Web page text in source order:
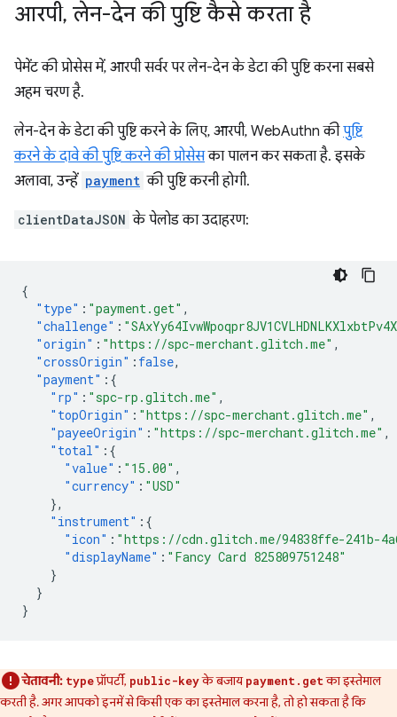
आरपी, लेन-देन की पुष्टि कैसे करता है
पेमेंट की प्रोसेस में, आरपी सर्वर पर लेन-देन के डेटा की पुष्टि करना सबसे
अहम चरण है.
लेन-देन के डेटा की पुष्टि करने के लिए, आरपी, WebAuthn कीपुष्टि
करने के दावे की पुष्टि करने की प्रोसेसका पालन कर सकता है. इसके
अलावा, उन्हें payment की पुष्टि करनी होगी.
clientDataJSON के पेलोड का उदाहरण:
{
"type" : "payment.get" ,
"challenge" :
"origin" : "https://spc-merchant.glitch.me" ,
"crossOrigin" : false,
"payment" :{
"rp" : "spc-rp.glitch.me" ,
"topOrigin" : "https://spc-merchant.glitch.me" ,
"payeeOrigin" : "https://spc-merchant.glitch.me" ,
"total" :{
"value" : "15.00" ,
"currency" : "USD"
},
"instrument" :{
"icon" : "https://cdn.glitch.me/94838ffe-241b-
"displayName" : "Fancy Card 825809751248"
}
}
}
चेतावनी: typeप्रॉपर्टी, public-keyके बजायpayment.getका इस्तेमाल
करती है. अगर आपको इनमें से किसी एक का इस्तेमाल करना है, तो हो सकता है कि